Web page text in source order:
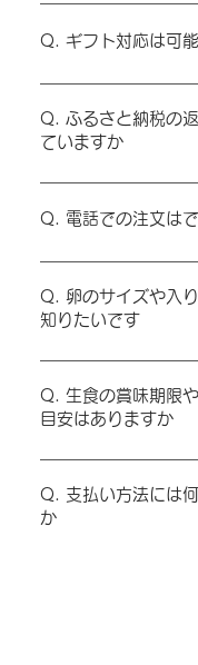
A. 大容量のケース販売
をご用意しています。
Q. ギフト対応は可
A. ギフト箱商品をご用
し等の指定はオンライ
面でご相談ください。
Q. ふるさと納税の
ていますか
A. 大分県日出町・杵築
お選びいただけます。
Q. 電話での注文は
A. お電話はお問い合わ
できません。ご注文は
または「さとふる」を
Q. 卵のサイズや入
知りたいです
A. 10個入り・6個入り
80個・約160個・約
までご用意しています
Q. 生食の賞味期限
目安はありますか
A. 賞味期限は発送日か
ています。冷蔵で保存
お召し上がりください。
Q. 支払い方法には
か